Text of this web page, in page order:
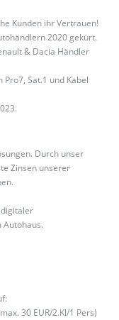
Kunden ihr Vertrauen!
2020 gekürt.
& Dacia Händler
Sat.1 und Kabel
Durch unser
Zinsen unserer
Autohaus.
30 EUR/2.Kl/1 Pers)